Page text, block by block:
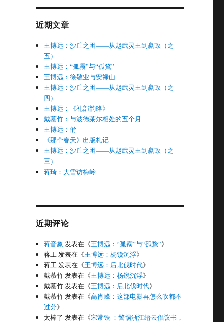
近期文章
王博远：沙丘之困——从赵武灵王到嬴政（之
五）
王博远：“孤霧”与“孤鶩”
王博远：徐敬业与安禄山
王博远：沙丘之困——从赵武灵王到嬴政（之
四）
王博远：《礼部韵略》
戴慕竹：与波德莱尔相处的五个月
王博远：佾
《那个春天》出版札记
王博远：沙丘之困——从赵武灵王到嬴政（之
三）
蒋琦：大雪访梅岭
近期评论
蒋音象 发表在《王博远：“孤霧”与“孤鶩”》
蒋工发表在《王博远：杨锐沉浮》
蒋工发表在《王博远：后北伐时代》
戴慕竹发表在《王博远：杨锐沉浮》
戴慕竹发表在《王博远：后北伐时代》
戴慕竹发表在《高肖峰：这部电影再怎么吹都不
过分》
太棒了 发表在《宋常铁 ：警惕浙江缙云倡议书，